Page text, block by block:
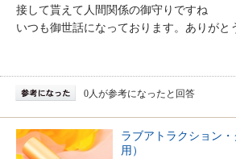
接して貰えて人間関係の御守りですね
いつも御世話になっております。ありがと
0人が参考になったと回答
ラブアトラクション
用）